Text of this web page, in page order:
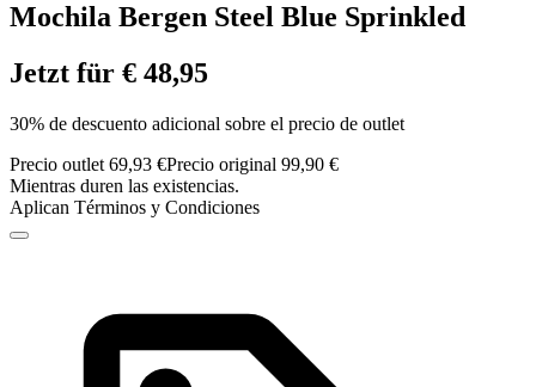
Mochila Bergen Steel Blue Sprinkled
Jetzt für € 48,95
30% de descuento adicional sobre el precio de outlet
Precio outlet 69,93 €Precio original 99,90 €
Mientras duren las existencias.
Aplican Términos y Condiciones